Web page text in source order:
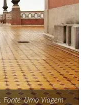
Fonte: Uma Viagem